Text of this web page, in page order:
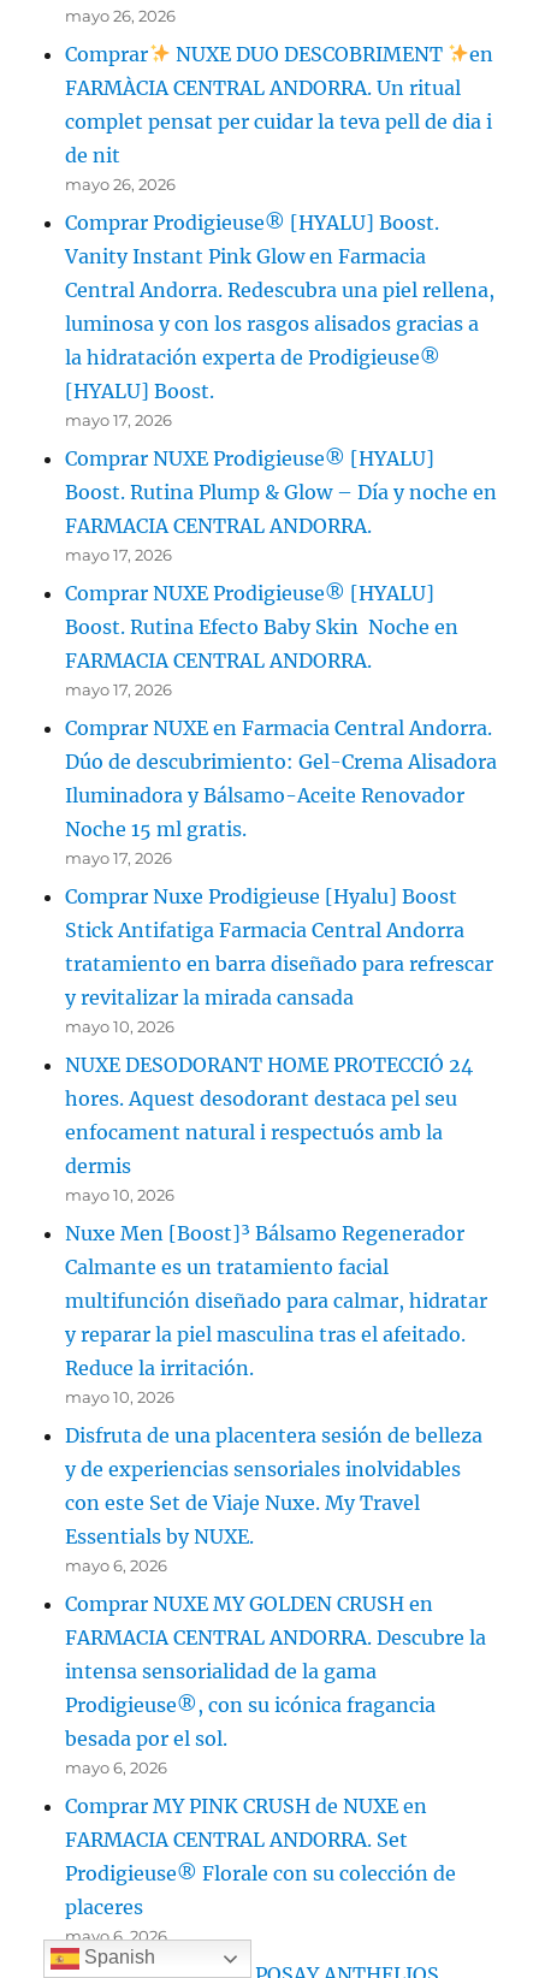
mayo 26, 2026
Comprar NUXE DUO DESCOBRIMENT
en
FARMÀCIA CENTRAL ANDORRA. Un ritual
complet pensat per cuidar la teva pell de dia i
de nit
mayo 26, 2026
Comprar Prodigieuse® [HYALU] Boost.
Vanity Instant Pink Glow en Farmacia
Central Andorra. Redescubra una piel rellena,
luminosa y con los rasgos alisados gracias a
la hidratación experta de Prodigieuse®
[HYALU] Boost.
mayo 17, 2026
Comprar NUXE Prodigieuse® [HYALU]
Boost. Rutina Plump & Glow – Día y noche en
FARMACIA CENTRAL ANDORRA.
mayo 17, 2026
Comprar NUXE Prodigieuse® [HYALU]
Boost. Rutina Efecto Baby Skin Noche en
FARMACIA CENTRAL ANDORRA.
mayo 17, 2026
Comprar NUXE en Farmacia Central Andorra.
Dúo de descubrimiento: Gel-Crema Alisadora
Iluminadora y Bálsamo-Aceite Renovador
Noche 15 ml gratis.
mayo 17, 2026
Comprar Nuxe Prodigieuse [Hyalu] Boost
Stick Antifatiga Farmacia Central Andorra
tratamiento en barra diseñado para refrescar
y revitalizar la mirada cansada
mayo 10, 2026
NUXE DESODORANT HOME PROTECCIÓ 24
hores. Aquest desodorant destaca pel seu
enfocament natural i respectuós amb la
dermis
mayo 10, 2026
Nuxe Men [Boost]³ Bálsamo Regenerador
Calmante es un tratamiento facial
multifunción diseñado para calmar, hidratar
y reparar la piel masculina tras el afeitado.
Reduce la irritación.
mayo 10, 2026
Disfruta de una placentera sesión de belleza
y de experiencias sensoriales inolvidables
con este Set de Viaje Nuxe. My Travel
Essentials by NUXE.
mayo 6, 2026
Comprar NUXE MY GOLDEN CRUSH en
FARMACIA CENTRAL ANDORRA. Descubre la
intensa sensorialidad de la gama
Prodigieuse®, con su icónica fragancia
besada por el sol.
mayo 6, 2026
Comprar MY PINK CRUSH de NUXE en
FARMACIA CENTRAL ANDORRA. Set
Prodigieuse® Florale con su colección de
placeres
mayo 6, 2026
Spanish